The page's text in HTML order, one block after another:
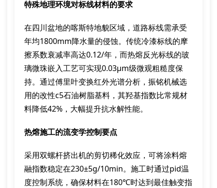
特殊地理环境对标线材料的要求
在四川盆地的喀斯特地貌区域，道路标线需承受
年均1800mm降水量的侵蚀。传统冷漆标线的摩
擦系数衰减率高达0.12/年，而热熔反光标线的玻
璃微珠嵌入工艺可实现0.03μm级微观粗糙度保
持。通过傅里叶变换红外光谱分析，振铭机械选
用的改性c5石油树脂基料，其羟基指数比常规材
料降低42%，大幅提升抗水解性能。
热熔施工的流变学控制要点
采用双螺杆挤出机的剪切稀化效应，可将涂料熔
融指数稳定在230±5g/10min。施工时通过pid温
度控制系统，确保材料在180℃时达到最佳触变指